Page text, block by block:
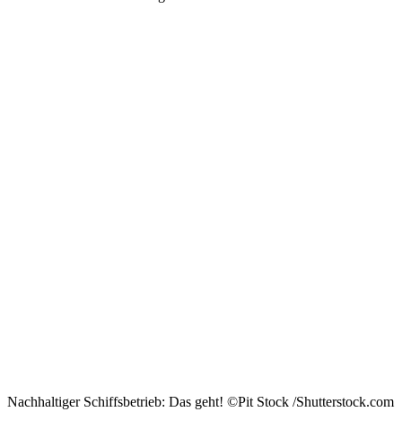
Nachhaltiger Schiffsbetrieb: Das geht! ©Pit Stock /Shutterstock.com